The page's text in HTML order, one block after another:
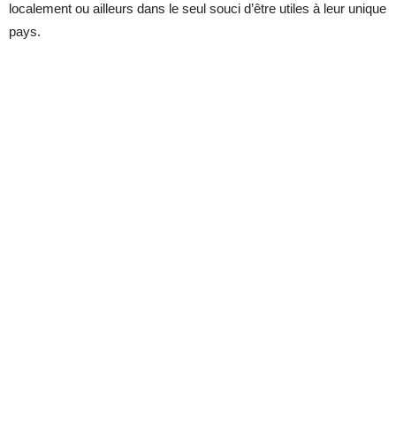
localement ou ailleurs dans le seul souci d’être utiles à leur unique
pays.